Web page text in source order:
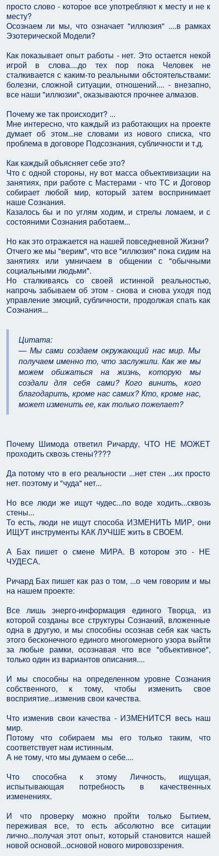
просто слово - которое все употребляют к месту и не к
месту?
Осознаем ли мы, что означает "иллюзия" ....в рамках
Эзотерической Модели?
Как показывает опыт работы - нет. Это остается некой
игрой в слова....до тех пор пока Человек не
сталкивается с каким-то реальными обстоятельствами:
болезни, сложной ситуации, отношений.... - внезапно,
все наши "иллюзии", оказываются прочнее алмазов.
Почему же так происходит? ...
Мне интересно, что каждый из работающих на проекте
думает об этом...не словами из нового списка, что
проблема в договоре Подсознания, субличности и т.д.
Как каждый объясняет себе это?
Что с одной стороны, ну вот масса объективизации на
занятиях, при работе с Мастерами - что ТС и Договор
собирает любой мир, который затем воспринимает
наше Сознания.
Казалось бы и по углям ходим, и стрелы ломаем, и с
состояними Сознания работаем...
Но как это отражается на нашей повседневной Жизни?
Отчего же мы "верим", что все "иллюзия" пока сидим на
занятиях или умничаем в общении с "обычными
социальными людьми".
Но сталкиваясь со своей истинной реальностью,
напрочь забываем об этом - снова и снова уходя под
управление эмоций, субличности, продолжая спать как
Сознания...
Цитата:
— Мы сами создаем окружающий нас мир. Мы
получаем именно то, что заслужили. Как же мы
можем обижаться на жизнь, которую мы
создали для себя сами? Кого винить, кого
благодарить, кроме нас самих? Кто, кроме нас,
может изменить ее, как только пожелает?
Почему Шимода ответил Ричарду, ЧТО НЕ МОЖЕТ
проходить сквозь стены????
Да потому что в его реальности ...нет стен ...их просто
нет. поэтому и "чуда" нет...
Но все люди же ищут чудес...по воде ходить...сквозь
стены...
То есть, люди не ищут способа ИЗМЕНИТЬ МИР, они
ИЩУТ инструменты КАК ЛУЧШЕ жить в СВОЕМ.
А Бах пишет о смене МИРА. В котором это - НЕ
ЧУДЕСА.
Ричард Бах пишет как раз о том, ...о чем говорим и мы
на нашем проекте:
Все лишь энерго-информация единого Творца, из
которой созданы все структуры Сознаний, вложенные
одна в другую, и мы способны осознав себя как часть
этого бесконечного единого многомерного узора выйти
за любые рамки, осознавая что все "объективное",
только один из вариантов описания....
И мы способны на определенном уровне Сознания
собственного, к тому, чтобы изменить свое
восприятие...изменив свои качества.
Что изменив свои качества - ИЗМЕНИТСЯ весь наш
мир.
Потому что собираем мы его только таким, что
соответствует нам истинным.
А не тому, что мы думаем о себе....
Что способна к этому Личность, ищущая,
испытывающая потребность в качественных
изменениях.
И что проверку можно пройти только Бытием,
переживая все, то есть абсолютно все ситации
лично...получая этот опыт, который становится нашей
новой основой...основой нового мировоззрения.